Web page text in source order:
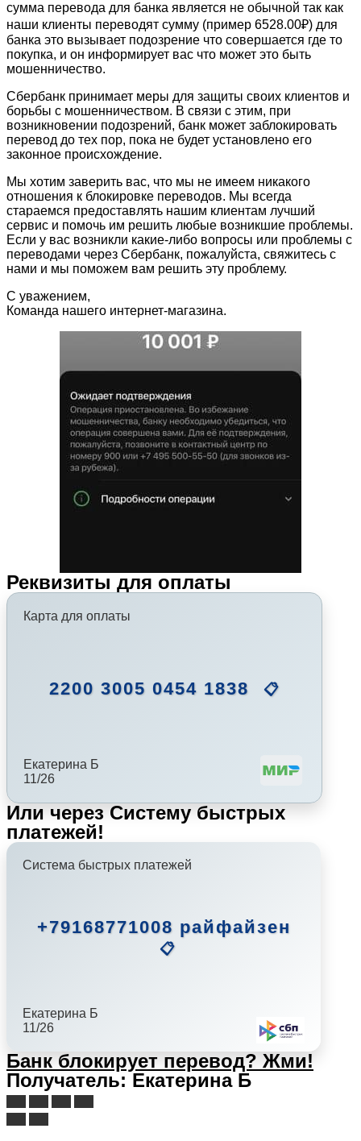
сумма перевода для банка является не обычной так как
наши клиенты переводят сумму (пример 6528.00₽) для
банка это вызывает подозрение что совершается где то
покупка, и он информирует вас что может это быть
мошенничество.
Сбербанк принимает меры для защиты своих клиентов и
борьбы с мошенничеством. В связи с этим, при
возникновении подозрений, банк может заблокировать
перевод до тех пор, пока не будет установлено его
законное происхождение.
Мы хотим заверить вас, что мы не имеем никакого
отношения к блокировке переводов. Мы всегда
стараемся предоставлять нашим клиентам лучший
сервис и помочь им решить любые возникшие проблемы.
Если у вас возникли какие-либо вопросы или проблемы с
переводами через Сбербанк, пожалуйста, свяжитесь с
нами и мы поможем вам решить эту проблему.
С уважением,
Команда нашего интернет-магазина.
Реквизиты для оплаты
Карта для оплаты
2200 3005 0454 1838 📋
Екатерина Б
11/26
Или через Систему быстрых
платежей!
Система быстрых платежей
+79168771008 райфайзен
📋
Екатерина Б
11/26
Банк блокирует перевод? Жми!
Получатель: Екатерина Б